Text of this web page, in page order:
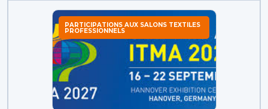
PARTICIPATIONS AUX SALONS TEXTILES
PROFESSIONNELS